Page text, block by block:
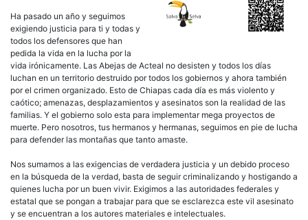
Ha pasado un año y seguimos
exigiendo justicia para ti y todas y
todos los defensores que han
pedida la vida en la lucha por la
vida irónicamente. Las Abejas de Acteal no desisten y todos los días
luchan en un territorio destruido por todos los gobiernos y ahora también
por el crimen organizado. Esto de Chiapas cada día es más violento y
caótico; amenazas, desplazamientos y asesinatos son la realidad de las
familias. Y el gobierno solo esta para implementar mega proyectos de
muerte. Pero nosotros, tus hermanos y hermanas, seguimos en pie de lucha
para defender las montañas que tanto amaste.
Nos sumamos a las exigencias de verdadera justicia y un debido proceso
en la búsqueda de la verdad, basta de seguir criminalizando y hostigando a
quienes lucha por un buen vivir. Exigimos a las autoridades federales y
estatal que se pongan a trabajar para que se esclarezca este vil asesinato
y se encuentran a los autores materiales e intelectuales.